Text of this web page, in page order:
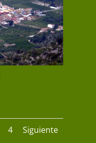
4 Siguiente